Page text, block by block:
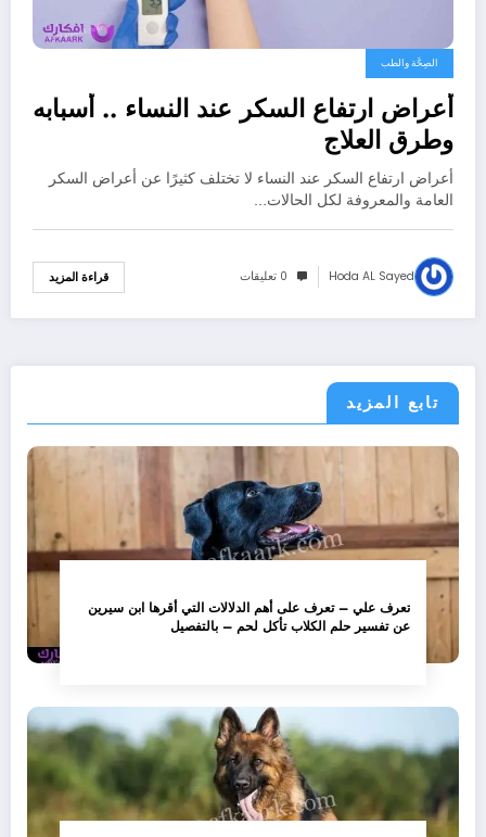
الصِحَّة والطب
أعراض ارتفاع السكر عند النساء .. أسبابه
وطرق العلاج
أعراض ارتفاع السكر عند النساء لا تختلف كثيرًا عن أعراض السكر
العامة والمعروفة لكل الحالات…
Hoda AL Sayed 0 تعليقات قراءة المزيد
تابع المزيد
تعرف علي – تعرف على أهم الدلالات التي أقرها ابن سيرين
عن تفسير حلم الكلاب تأكل لحم – بالتفصيل